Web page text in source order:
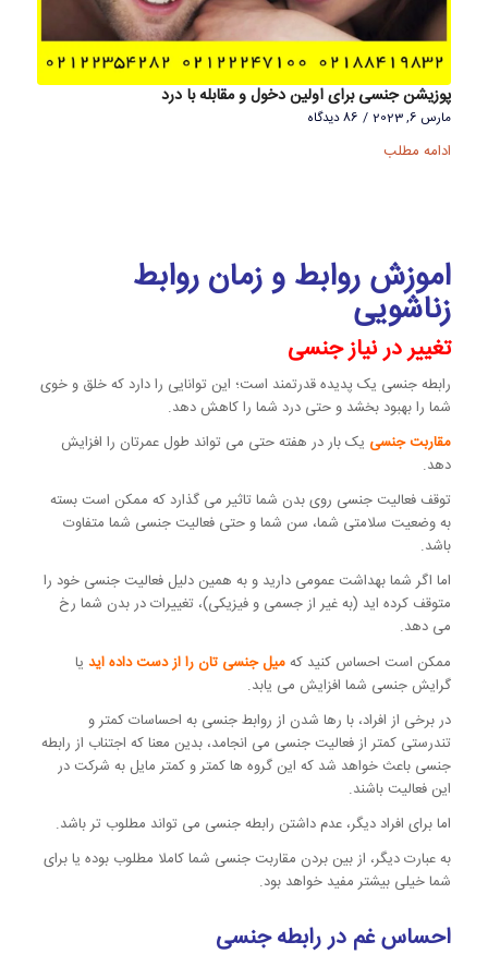
پوزیشن جنسی برای اولین دخول و مقابله با درد
مارس 6, 2023 / 86 دیدگاه
ادامه مطلب
اموزش روابط و زمان روابط
زناشویی
تغییر در نیاز جنسی
رابطه جنسی یک پدیده قدرتمند است؛ این توانایی را دارد که خلق و خوی
شما را بهبود بخشد و حتی درد شما را کاهش دهد.
مقاربت جنسی یک بار در هفته حتی می تواند طول عمرتان را افزایش
دهد.
توقف فعالیت جنسی روی بدن شما تاثیر می گذارد که ممکن است بسته
به وضعیت سلامتی شما، سن شما و حتی فعالیت جنسی شما متفاوت
باشد.
اما اگر شما بهداشت عمومی دارید و به همین دلیل فعالیت جنسی خود را
متوقف کرده اید (به غیر از جسمی و فیزیکی)، تغییرات در بدن شما رخ
می دهد.
ممکن است احساس کنید کهمیل جنسی تان را از دست داده اید یا
گرایش جنسی شما افزایش می یابد.
در برخی از افراد، با رها شدن از روابط جنسی به احساسات کمتر و
تندرستی کمتر از فعالیت جنسی می انجامد، بدین معنا که اجتناب از رابطه
جنسی باعث خواهد شد که این گروه ها کمتر و کمتر مایل به شرکت در
این فعالیت باشند.
اما برای افراد دیگر، عدم داشتن رابطه جنسی می تواند مطلوب تر باشد.
به عبارت دیگر، از بین بردن مقاربت جنسی شما کاملا مطلوب بوده یا برای
شما خیلی بیشتر مفید خواهد بود.
احساس غم در رابطه جنسی